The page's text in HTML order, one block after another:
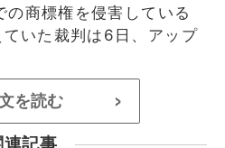
の商標権を侵害している
いた裁判は6日、アップ
を読む >
連記事